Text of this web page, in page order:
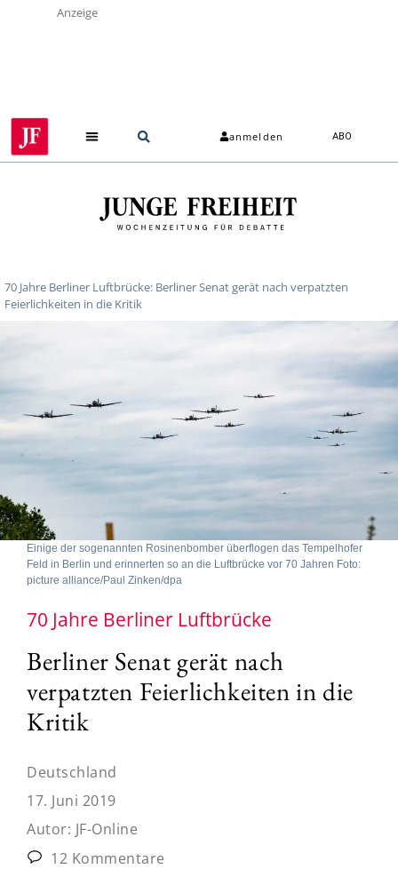
Anzeige
anmelden ABO
70 Jahre Berliner Luftbrücke: Berliner Senat gerät nach verpatzten
Feierlichkeiten in die Kritik
Einige der sogenannten Rosinenbomber überflogen das Tempelhofer
Feld in Berlin und erinnerten so an die Luftbrücke vor 70 Jahren Foto:
picture alliance/Paul Zinken/dpa
70 Jahre Berliner Luftbrücke
Berliner Senat gerät nach
verpatzten Feierlichkeiten in die
Kritik
Deutschland
17. Juni 2019
Autor: JF-Online
12 Kommentare